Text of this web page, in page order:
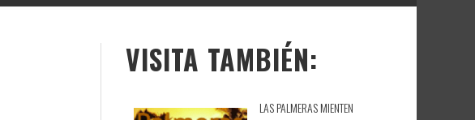
VISITA TAMBIÉN:
LAS PALMERAS MIENTEN